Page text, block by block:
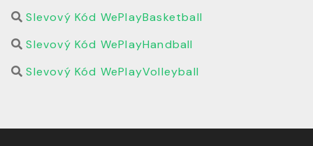
Slevový Kód WePlayBasketball
Slevový Kód WePlayHandball
Slevový Kód WePlayVolleyball